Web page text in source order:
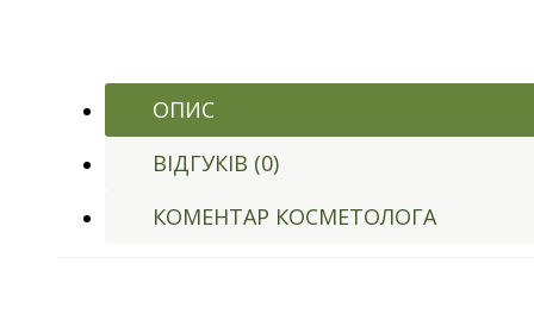
ОПИС
ВІДГУКІВ (0)
КОМЕНТАР КОСМЕТОЛОГА